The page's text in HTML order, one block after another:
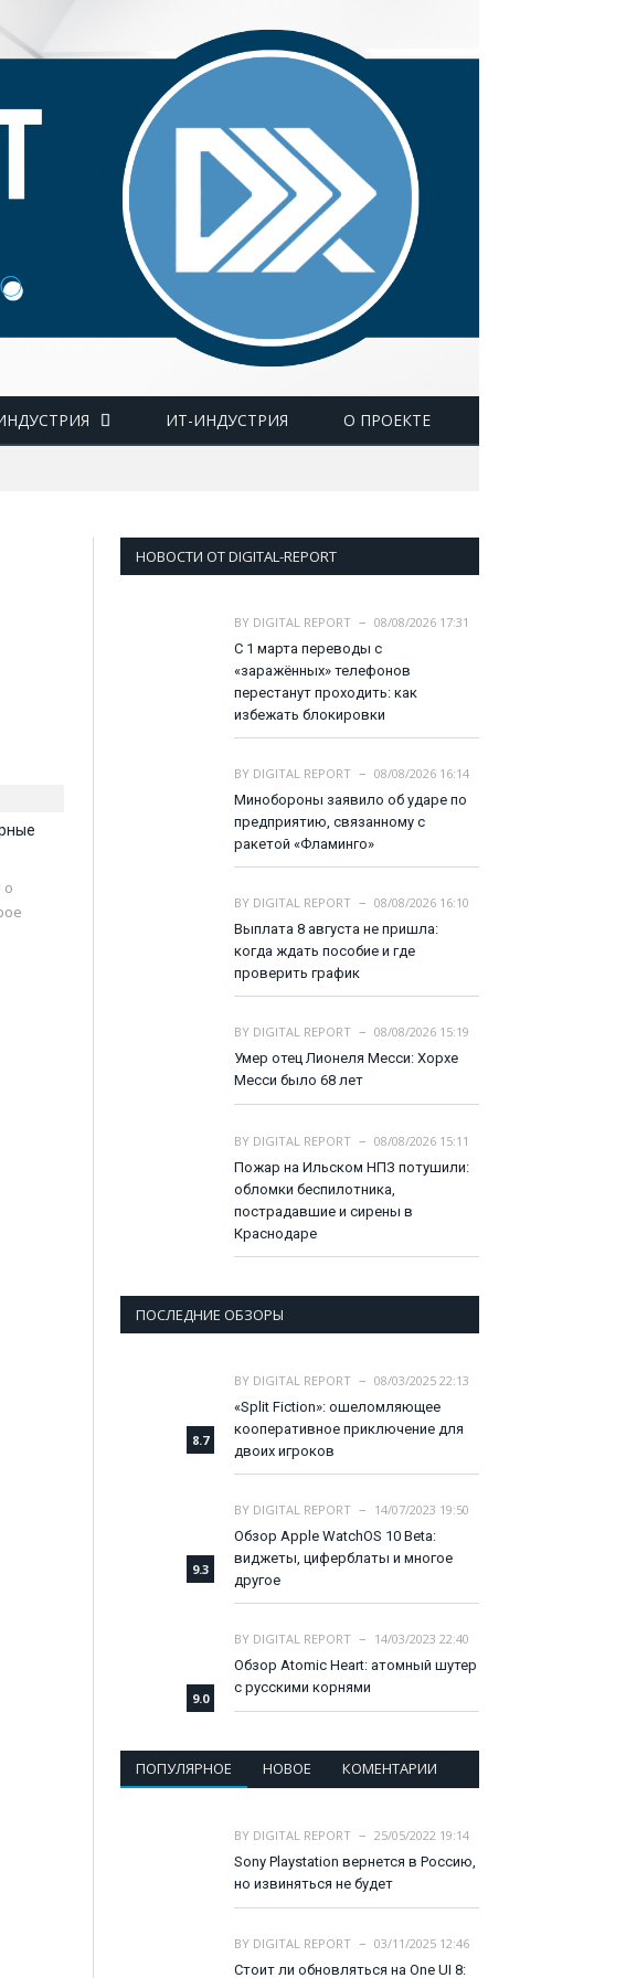
ИТ-ИНДУСТРИЯ О ПРОЕКТЕ
о
НОВОСТИ ОТ DIGITAL-REPORT
BY DIGITAL REPORT
08/08/2026 17:31
С 1 марта переводы с
«заражённых» телефонов
перестанут проходить: как
избежать блокировки
BY DIGITAL REPORT
08/08/2026 16:14
Минобороны заявило об ударе по
предприятию, связанному с
ракетой «Фламинго»
BY DIGITAL REPORT
08/08/2026 16:10
Выплата 8 августа не пришла:
когда ждать пособие и где
проверить график
BY DIGITAL REPORT
08/08/2026 15:19
Умер отец Лионеля Месси: Хорхе
Месси было 68 лет
BY DIGITAL REPORT
08/08/2026 15:11
Пожар на Ильском НПЗ потушили:
обломки беспилотника,
пострадавшие и сирены в
Краснодаре
ПОСЛЕДНИЕ ОБЗОРЫ
8.7
BY DIGITAL REPORT
08/03/2025 22:13
«Split Fiction»: ошеломляющее
кооперативное приключение для
двоих игроков
9.3
BY DIGITAL REPORT
14/07/2023 19:50
Обзор Apple WatchOS 10 Beta:
виджеты, циферблаты и многое
другое
9.0
BY DIGITAL REPORT
14/03/2023 22:40
Обзор Atomic Heart: атомный шутер
с русскими корнями
ПОПУЛЯРНОЕ НОВОЕ КОМЕНТАРИИ
BY DIGITAL REPORT
25/05/2022 19:14
Sony Playstation вернется в Россию,
но извиняться не будет
BY DIGITAL REPORT
03/11/2025 12:46
Стоит ли обновляться на One UI 8: